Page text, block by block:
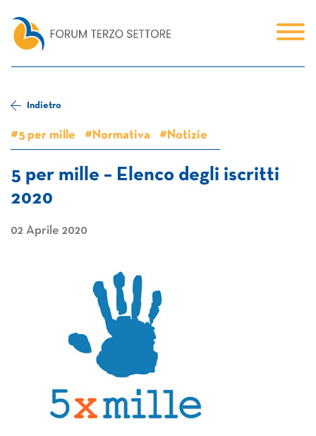
Indietro
#5 per mille #Normativa #Notizie
5 per mille – Elenco degli iscritti
2020
02 Aprile 2020